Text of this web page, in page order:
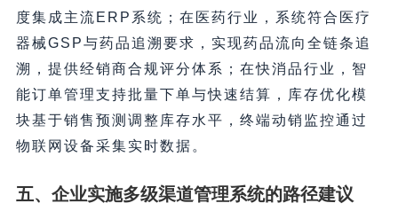
度集成主流ERP系统；在医药行业，系统符合医疗
器械GSP与药品追溯要求，实现药品流向全链条追
溯，提供经销商合规评分体系；在快消品行业，智
能订单管理支持批量下单与快速结算，库存优化模
块基于销售预测调整库存水平，终端动销监控通过
物联网设备采集实时数据。
五、企业实施多级渠道管理系统的路径建议